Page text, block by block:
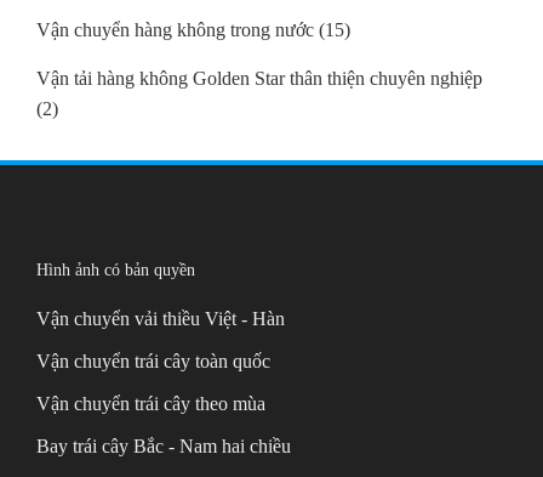
Vận chuyển hàng không trong nước (15)
Vận tải hàng không Golden Star thân thiện chuyên nghiệp
(2)
Hình ảnh có bản quyền
Vận chuyển vải thiều Việt - Hàn
Vận chuyển trái cây toàn quốc
Vận chuyển trái cây theo mùa
Bay trái cây Bắc - Nam hai chiều